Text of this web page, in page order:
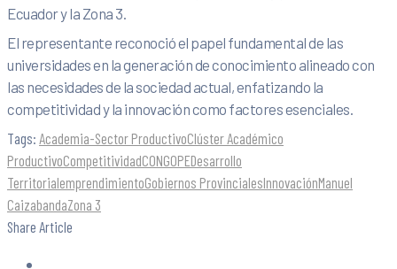
Ecuador y la Zona 3.
El representante reconoció el papel fundamental de las
universidades en la generación de conocimiento alineado con
las necesidades de la sociedad actual, enfatizando la
competitividad y la innovación como factores esenciales.
Tags: Academia-Sector ProductivoClúster Académico
ProductivoCompetitividadCONGOPEDesarrollo
TerritorialemprendimientoGobiernos ProvincialesInnovaciónManuel
CaizabandaZona 3
Share Article